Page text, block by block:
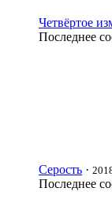
Четвёртое
Последнее
Серость ·
Последнее